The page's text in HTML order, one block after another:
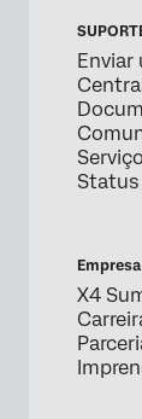
Status
Empresa
X4